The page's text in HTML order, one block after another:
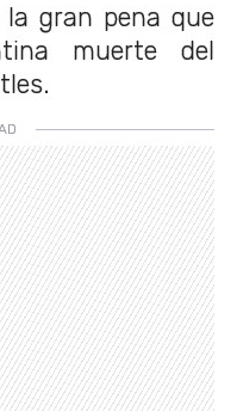
gran pena que
muerte del